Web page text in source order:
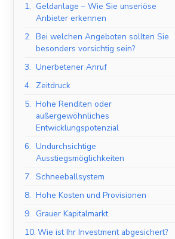
1. Geldanlage – Wie Sie unseriöse
Anbieter erkennen
2. Bei welchen Angeboten sollten Sie
besonders vorsichtig sein?
3. Unerbetener Anruf
4. Zeitdruck
5. Hohe Renditen oder
außergewöhnliches
Entwicklungspotenzial
6. Undurchsichtige
Ausstiegsmöglichkeiten
7. Schneeballsystem
8. Hohe Kosten und Provisionen
9. Grauer Kapitalmarkt
10. Wie ist Ihr Investment abgesichert?